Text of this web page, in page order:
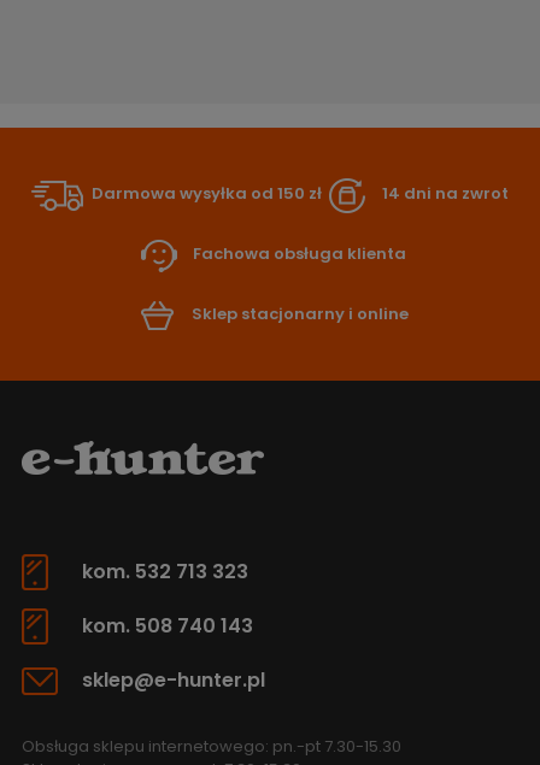
Darmowa wysyłka od 150 zł 14 dni na zwrot
Fachowa obsługa klienta
Sklep stacjonarny i online
kom. 532 713 323
kom. 508 740 143
sklep@e-hunter.pl
Obsługa sklepu internetowego: pn.-pt 7.30-15.30